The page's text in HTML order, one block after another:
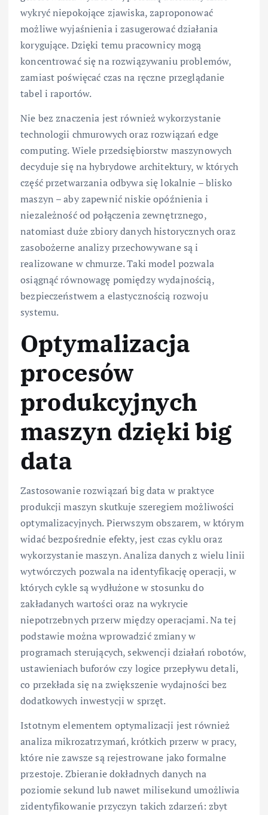
wykryć niepokojące zjawiska, zaproponować
możliwe wyjaśnienia i zasugerować działania
korygujące. Dzięki temu pracownicy mogą
koncentrować się na rozwiązywaniu problemów,
zamiast poświęcać czas na ręczne przeglądanie
tabel i raportów.
Nie bez znaczenia jest również wykorzystanie
technologii chmurowych oraz rozwiązań edge
computing. Wiele przedsiębiorstw maszynowych
decyduje się na hybrydowe architektury, w których
część przetwarzania odbywa się lokalnie – blisko
maszyn – aby zapewnić niskie opóźnienia i
niezależność od połączenia zewnętrznego,
natomiast duże zbiory danych historycznych oraz
zasobożerne analizy przechowywane są i
realizowane w chmurze. Taki model pozwala
osiągnąć równowagę pomiędzy wydajnością,
bezpieczeństwem a elastycznością rozwoju
systemu.
Optymalizacja
procesów
produkcyjnych
maszyn dzięki big
data
Zastosowanie rozwiązań big data w praktyce
produkcji maszyn skutkuje szeregiem możliwości
optymalizacyjnych. Pierwszym obszarem, w którym
widać bezpośrednie efekty, jest czas cyklu oraz
wykorzystanie maszyn. Analiza danych z wielu linii
wytwórczych pozwala na identyfikację operacji, w
których cykle są wydłużone w stosunku do
zakładanych wartości oraz na wykrycie
niepotrzebnych przerw między operacjami. Na tej
podstawie można wprowadzić zmiany w
programach sterujących, sekwencji działań robotów,
ustawieniach buforów czy logice przepływu detali,
co przekłada się na zwiększenie wydajności bez
dodatkowych inwestycji w sprzęt.
Istotnym elementem optymalizacji jest również
analiza mikrozatrzymań, krótkich przerw w pracy,
które nie zawsze są rejestrowane jako formalne
przestoje. Zbieranie dokładnych danych na
poziomie sekund lub nawet milisekund umożliwia
zidentyfikowanie przyczyn takich zdarzeń: zbyt